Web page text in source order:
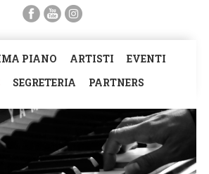
PIANO ARTISTI
EVENTI
SEGRETERIA PARTNERS